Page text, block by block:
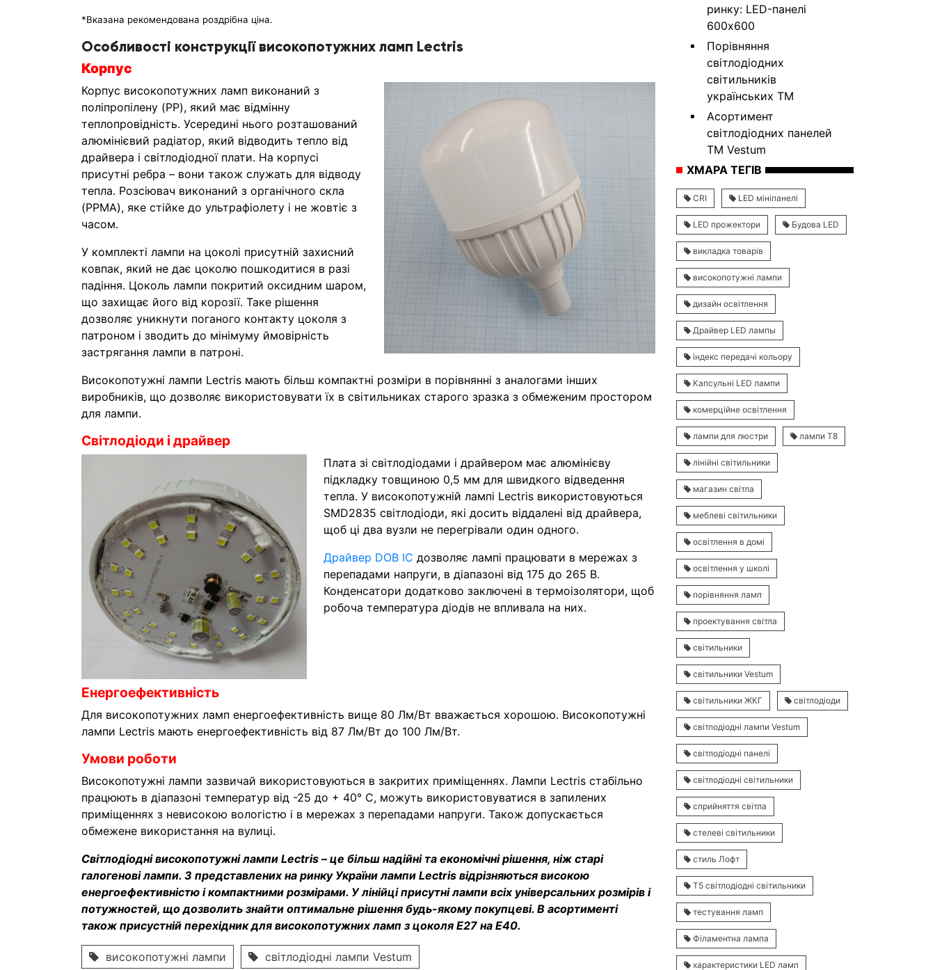
*Вказана рекомендована роздрібна ціна.
Особливості конструкції високопотужних ламп Lectris
Корпус
Корпус високопотужних ламп виконаний з
поліпропілену (PP), який має відмінну
теплопровідність. Усередині нього розташований
алюмінієвий радіатор, який відводить тепло від
драйвера і світлодіодної плати. На корпусі
присутні ребра – вони також служать для відводу
тепла. Розсіювач виконаний з органічного скла
(PPMA), яке стійке до ультрафіолету і не жовтіє з
часом.
У комплекті лампи на цоколі присутній захисний
ковпак, який не дає цоколю пошкодитися в разі
падіння. Цоколь лампи покритий оксидним шаром,
що захищає його від корозії. Таке рішення
дозволяє уникнути поганого контакту цоколя з
патроном і зводить до мінімуму ймовірність
застрягання лампи в патроні.
Високопотужні лампи Lectris мають більш компактні розміри в порівнянні з аналогами інших
виробників, що дозволяє використовувати їх в світильниках старого зразка з обмеженим простором
для лампи.
Світлодіоди і драйвер
Плата зі світлодіодами і драйвером має алюмінієву
підкладку товщиною 0,5 мм для швидкого відведення
тепла. У високопотужній лампі Lectris використовуються
SMD2835 світлодіоди, які досить віддалені від драйвера,
щоб ці два вузли не перегрівали один одного.
Драйвер DOB IC дозволяє лампі працювати в мережах з
перепадами напруги, в діапазоні від 175 до 265 B.
Конденсатори додатково заключені в термоізолятори, щоб
робоча температура діодів не впливала на них.
Енергоефективність
Для високопотужних ламп енергоефективність вище 80 Лм/Вт вважається хорошою. Високопотужні
лампи Lectris мають енергоефективність від 87 Лм/Вт до 100 Лм/Вт.
Умови роботи
Високопотужні лампи зазвичай використовуються в закритих приміщеннях. Лампи Lectris стабільно
працюють в діапазоні температур від -25 до + 40° С, можуть використовуватися в запилених
приміщеннях з невисокою вологістю і в мережах з перепадами напруги. Також допускається
обмежене використання на вулиці.
Світлодіодні високопотужні лампи Lectris – це більш надійні та економічні рішення, ніж старі
галогенові лампи. З представлених на ринку України лампи Lectris відрізняються високою
енергоефективністю і компактними розмірами. У лінійці присутні лампи всіх універсальних розмірів і
потужностей, що дозволить знайти оптимальне рішення будь-якому покупцеві. В асортименті
також присустній перехідник для високопотужних ламп з цоколя E27 на E40.
високопотужні лампи світлодіодні лампи Vestum
ринку: LED-панелі
600х600
Порівняння
світлодіодних
світильників
українських ТМ
Асортимент
світлодіодних панелей
ТМ Vestum
ХМАРА ТЕГІВ
CRI LED мініпанелі
LED прожектори Будова LED
викладка товарів
високопотужні лампи
дизайн освітлення
Драйвер LED лампы
індекс передачі кольору
Капсульні LED лампи
комерційне освітлення
лампи для люстри лампи Т8
лінійні світильники
магазин світла
меблеві світильники
освітлення в домі
освітлення у школі
порівняння ламп
проектування світла
світильники
світильники Vestum
світильники ЖКГ світлодіоди
світлодіодні лампи Vestum
світлодіодні панелі
світлодіодні світильники
сприйняття світла
стелеві світильники
стиль Лофт
Т5 світлодіодні світильники
тестування ламп
Філаментна лампа
характеристики LED ламп